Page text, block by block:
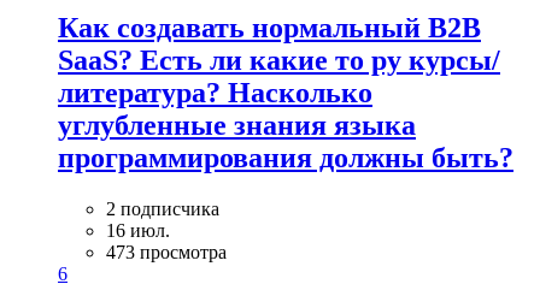
Как создавать нормальный B2B
SaaS? Есть ли какие то ру курсы/
литература? Насколько
углубленные знания языка
программирования должны быть?
2 подписчика
16 июл.
473 просмотра
6